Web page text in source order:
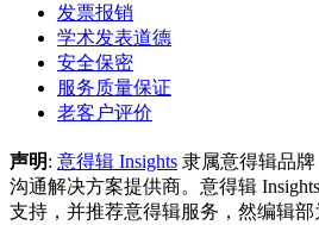
发票报销
学术发表道德
安全保密
服务质量保证
老客户评价
声明: 意得辑 Insights 隶属意得辑品
沟通解决方案提供商。意得辑
支持，并推荐意得辑服务，然编辑部